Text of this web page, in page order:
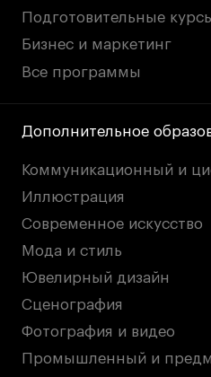
дверей
дверей
События
События
Истории успеха
Истории успеха
Работы студентов
Работы студентов
Universal University
Universal University
Подготовительные
Бизнес и маркетинг
Все программы
Дополнительное
Коммуникационный и
Иллюстрация
Современное искусство
Мода и стиль
Ювелирный дизайн
Сценография
Фотография и видео
Промышленный и